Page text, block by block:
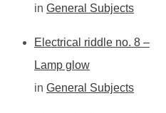
in General Subjects
Electrical riddle no. 8 –
Lamp glow
in General Subjects